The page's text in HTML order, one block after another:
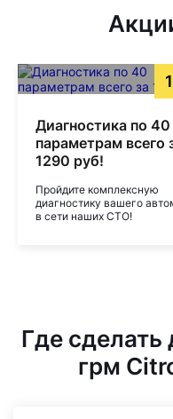
Диагностика по 40
параметрам всего
1290 руб!
Пройдите комплексную
диагностику вашего
в сети наших СТО!
Где сделать
грм